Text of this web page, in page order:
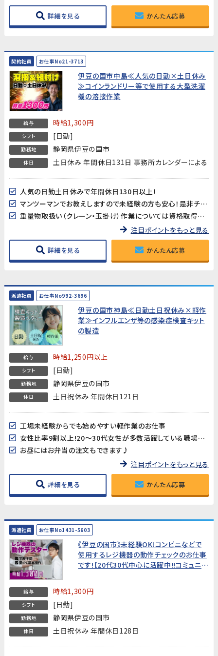
詳細を見る かんたん応募
契約社員 お仕事No21-3713
伊豆の国市中島≪人気の日勤×土日休み
≫コインランドリー等で使用する大型洗濯
機の溶接作業
給与 時給1,300円
シフト [日勤]
勤務地 静岡県伊豆の国市
休日 土日休み 年間休日131日 事務所カレンダーによる
人気の日勤土日休みで年間休日130日以上!
マンツーマンでお教えしますので未経験の方も安心！是非チャレンジしてみてください！
重量物取扱い（クレーン・玉掛け）作業については資格取得支援が有ります！
注目ポイントをもっと見る
詳細を見る かんたん応募
派遣社員 お仕事No992-3696
伊豆の国市神島≪日勤土日祝休み×軽作
業≫インフルエンザ等の感染症検査キット
の製造
給与 時給1,250円以上
シフト [日勤]
勤務地 静岡県伊豆の国市
休日 土日祝休み 年間休日121日
工場未経験からでも始めやすい軽作業のお仕事
女性比率9割以上!20～30代女性が多数活躍している職場です♪
お昼にはお弁当の注文もできます♪
注目ポイントをもっと見る
詳細を見る かんたん応募
派遣社員 お仕事No1431-5603
《伊豆の国市》未経験OK!コンビニなどで
使用するレジ機器の動作チェックのお仕事
です!【20代30代中心に活躍中!!コミュニケ
給与 時給1,300円
シフト [日勤]
勤務地 静岡県伊豆の国市
休日 土日祝休み 年間休日128日